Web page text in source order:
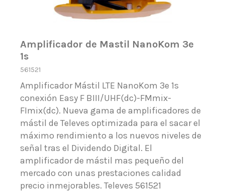
Amplificador de Mastil NanoKom 3e
1s
561521
Amplificador Mástil LTE NanoKom 3e 1s
conexión Easy F BIII/UHF(dc)-FMmix-
FImix(dc). Nueva gama de amplificadores de
mástil de Televes optimizada para el sacar el
máximo rendimiento a los nuevos niveles de
señal tras el Dividendo Digital. El
amplificador de mástil mas pequeño del
mercado con unas prestaciones calidad
precio inmejorables. Televes 561521